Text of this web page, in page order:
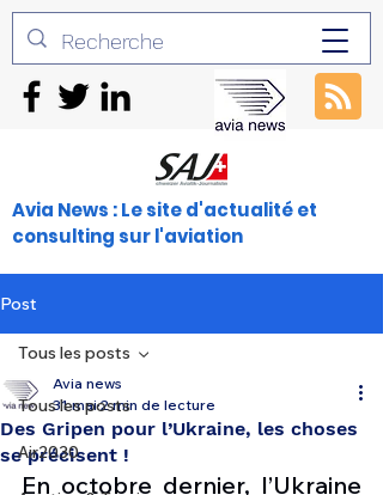
Avia News : Le site d'actualité et
consulting sur l'aviation
Post
Tous les posts
Air2030
Tous les posts
Des Gripen pour l’Ukraine, les choses
se précisent !
Avia news
31 mai 2 min de lecture
En octobre dernier, l’Ukraine